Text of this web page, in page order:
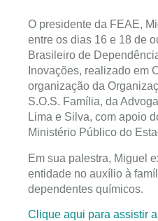
O presidente da FEAE,
entre os dias 16 e 18 de
Brasileiro de
Inovações, realizado em
organização da
S.O.S. Família, da
Lima e Silva, com apoio
Ministério Público do
Em sua palestra, Miguel
entidade no auxílio à
dependentes químicos.
Clique aqui para assistir